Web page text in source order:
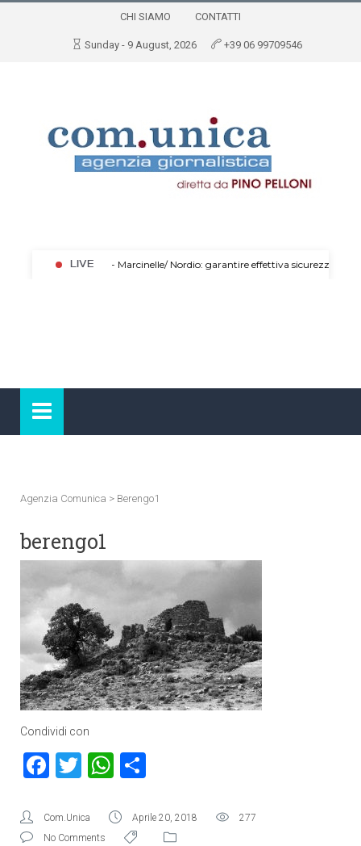
CHI SIAMO CONTATTI
Sunday - 9 August, 2026 +39 06 99709546
Agenzia Comunica > Berengo1
berengo1
Condividi con
Facebook
TwitterWhatsApp
Com.Unica Aprile 20, 2018
277
No Comments